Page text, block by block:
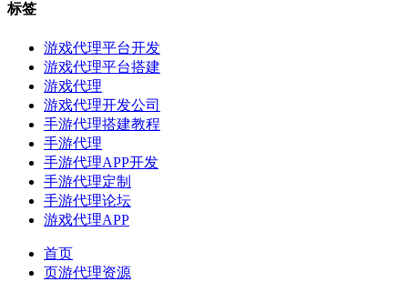
标签
游戏代理平台开发
游戏代理平台搭建
游戏代理
游戏代理开发公司
手游代理搭建教程
手游代理
手游代理APP开发
手游代理定制
手游代理论坛
游戏代理APP
首页
页游代理资源